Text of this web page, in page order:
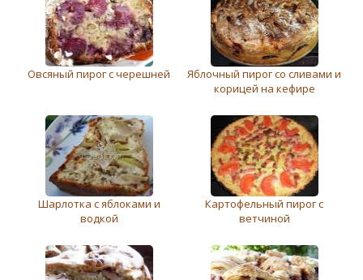
Овсяный пирог с черешней
Яблочный пирог со сливами и
корицей на кефире
Шарлотка с яблоками и
водкой
Картофельный пирог с
ветчиной